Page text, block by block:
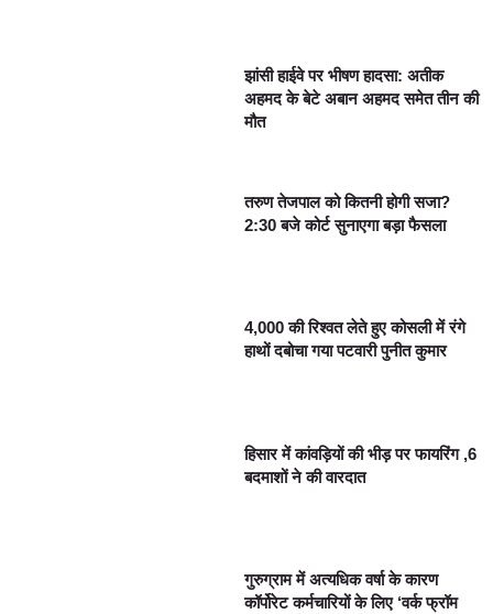
झांसी हाईवे पर भीषण हादसा: अतीक
अहमद के बेटे अबान अहमद समेत तीन की
मौत
तरुण तेजपाल को कितनी होगी सजा?
2:30 बजे कोर्ट सुनाएगा बड़ा फैसला
4,000 की रिश्वत लेते हुए कोसली में रंगे
हाथों दबोचा गया पटवारी पुनीत कुमार
हिसार में कांवड़ियों की भीड़ पर फायरिंग ,6
बदमाशों ने की वारदात
गुरुग्राम में अत्यधिक वर्षा के कारण
कॉर्पोरेट कर्मचारियों के लिए ‘वर्क फ्रॉम